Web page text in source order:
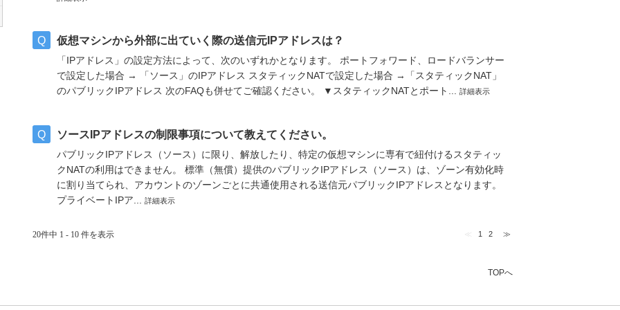
仮想マシンから外部に出ていく際の送信元IPアドレスは？
「IPアドレス」の設定方法によって、次のいずれかとなります。 ポートフォワード、ロードバランサー
で設定した場合 → 「ソース」のIPアドレス スタティックNATで設定した場合 →「スタティックNAT」
のパブリックIPアドレス 次のFAQも併せてご確認ください。 ▼スタティックNATとポート... 詳細表示
ソースIPアドレスの制限事項について教えてください。
パブリックIPアドレス（ソース）に限り、解放したり、特定の仮想マシンに専有で紐付けるスタティッ
クNATの利用はできません。 標準（無償）提供のパブリックIPアドレス（ソース）は、ゾーン有効化時
に割り当てられ、アカウントのゾーンごとに共通使用される送信元パブリックIPアドレスとなります。
プライベートIPア... 詳細表示
20件中 1 - 10 件を表示 1 2 ≫
TOPへ